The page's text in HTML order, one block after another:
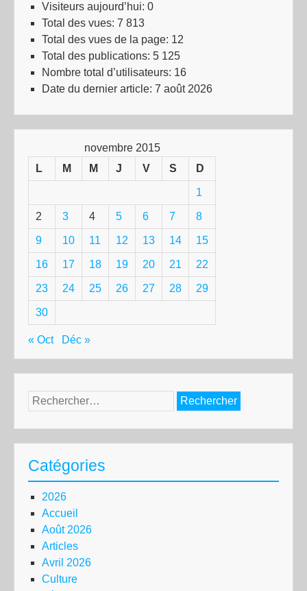
Visiteurs aujourd’hui: 0
Total des vues: 7 813
Total des vues de la page: 12
Total des publications: 5 125
Nombre total d’utilisateurs: 16
Date du dernier article: 7 août 2026
novembre 2015
L
M M J V S D
1
2 3 4 5 6 7 8
9 10 11 12 13 14 15
16 17 18 19 20 21 22
23 24 25 26 27 28 29
30
« Oct Déc »
Rechercher :
Catégories
2026
Accueil
Août 2026
Articles
Avril 2026
Culture